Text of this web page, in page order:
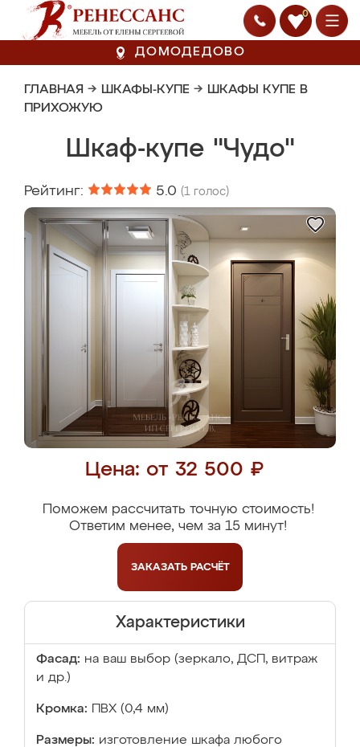
0
ДОМОДЕДОВО
ГЛАВНАЯ → ШКАФЫ-КУПЕ → ШКАФЫ КУПЕ В
ПРИХОЖУЮ
Шкаф-купе "Чудо"
Рейтинг: 5.0 (1 голос)
Цена: от 32 500 ₽
Поможем рассчитать точную стоимость!
Ответим менее, чем за 15 минут!
ЗАКАЗАТЬ РАСЧЁТ
Характеристики
Фасад: на ваш выбор (зеркало, ДСП, витраж
и др.)
Кромка: ПВХ (0,4 мм)
Размеры: изготовление шкафа любого